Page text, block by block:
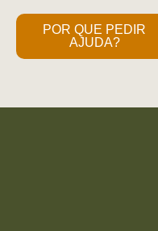
POR QUE PEDIR
AJUDA?